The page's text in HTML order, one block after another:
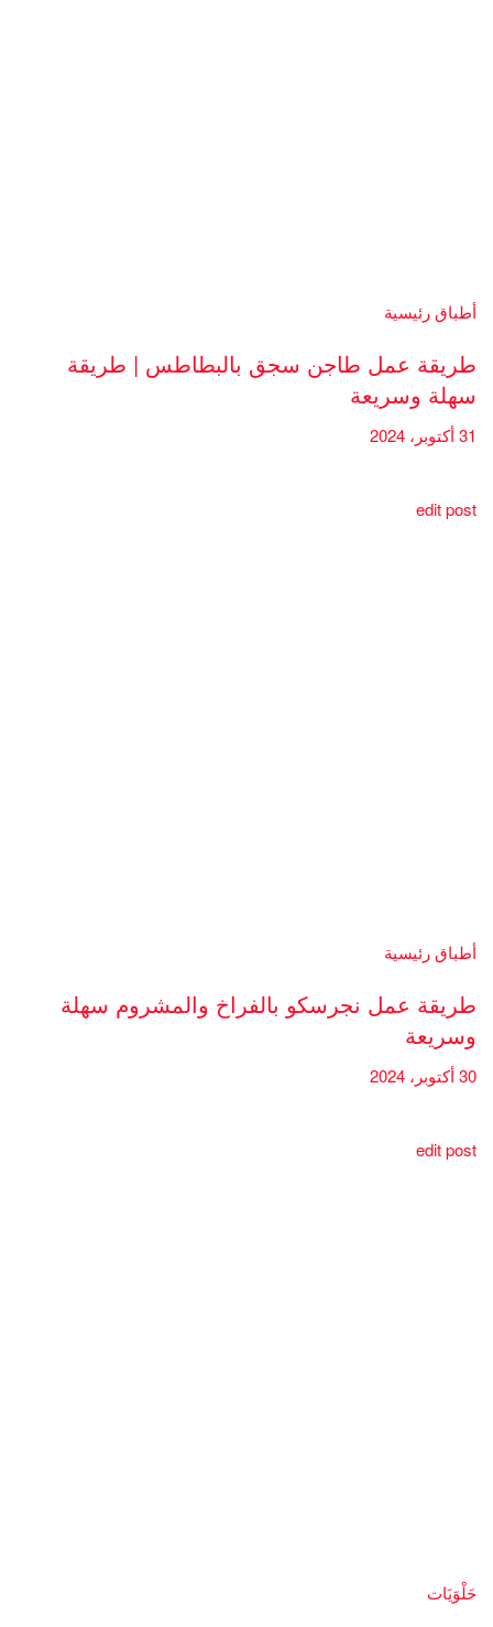
أطباق رئيسية
طريقة عمل طاجن سجق بالبطاطس | طريقة
سهلة وسريعة
31 أكتوبر، 2024
edit post
أطباق رئيسية
طريقة عمل نجرسكو بالفراخ والمشروم سهلة
وسريعة
30 أكتوبر، 2024
edit post
حَلْوَيَات